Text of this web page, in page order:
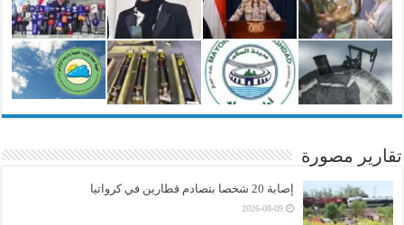
تقارير مصورة
إصابة 20 شخصا بتصادم قطارين في كرواتيا
2026-08-09